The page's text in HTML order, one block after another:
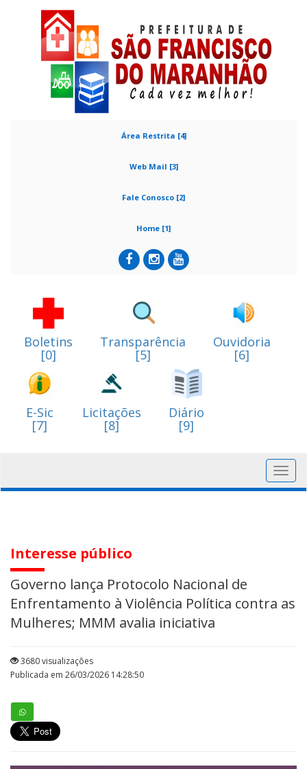
Área Restrita [4]
Web Mail [3]
Fale Conosco [2]
Home [1]
Boletins
[0]
Transparência
[5]
Ouvidoria
[6]
E-Sic
[7]
Licitações
[8]
Diário
[9]
Interesse público
Governo lança Protocolo Nacional de
Enfrentamento à Violência Política contra as
Mulheres; MMM avalia iniciativa
3680 visualizações
Publicada em 26/03/2026 14:28:50